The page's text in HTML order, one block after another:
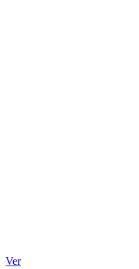
Ver